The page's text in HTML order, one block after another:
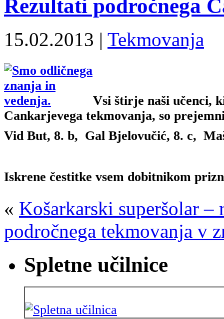
Rezultati področnega
15.02.2013 | Tekmovanja
Vsi štirje naši učenci,
Cankarjevega tekmovanja, so
Vid But, 8. b, Gal Bjelovučić, 8. c,
Iskrene čestitke vsem dobitnikom
« Košarkarski superšolar
področnega tekmovanja v
Spletne učilnice